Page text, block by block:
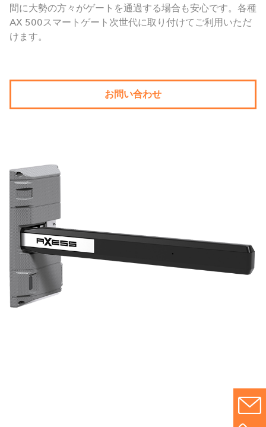
間に大勢の方々がゲートを通過する場合も安心です。各種
AX 500スマートゲート次世代に取り付けてご利用いただ
けます。
お問い合わせ